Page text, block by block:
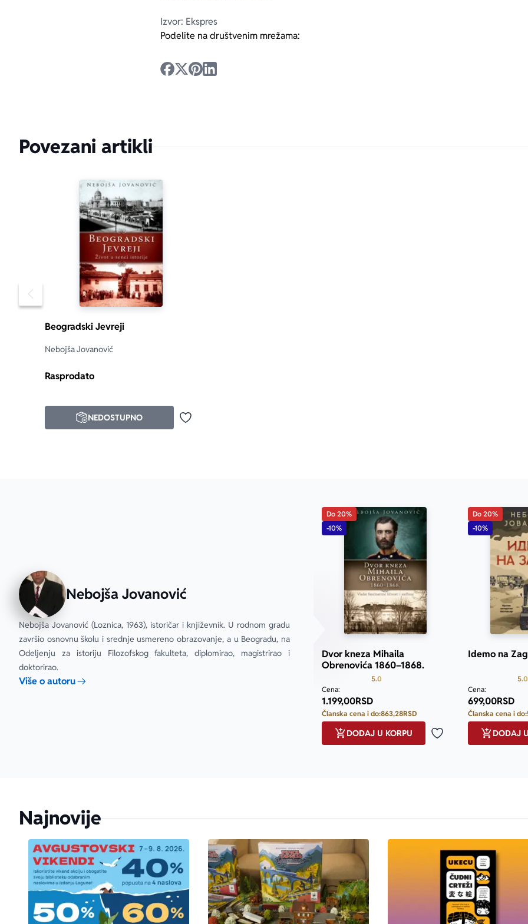
Izvor: Ekspres
Podelite na društvenim mrežama:
Povezani artikli
Pomeranje sadržaja slajdera u levo
Beogradski Jevreji
Nebojša Jovanović
Rasprodato
Dodaj u omiljene
NEDOSTUPNO
Nebojša Jovanović
Nebojša Jovanović (Loznica, 1963), istoričar i književnik. U rodnom gradu
završio osnovnu školu i srednje usmereno obrazovanje, a u Beogradu, na
Odeljenju za istoriju Filozofskog fakulteta, diplomirao, magistrirao i
doktorirao.
Više o autoru
Do 20%
-10%
Dvor kneza Mihaila
Obrenovića 1860–1868.
5.0
Cena:
1.199,00RSD
Članska cena i do:863,28RSD
Dodaj u omiljene
DODAJ U KORPU
Do 20%
-10%
Idemo na
5.0
Cena:
699,00RSD
Članska cena i do:
DODAJ
Najnovije